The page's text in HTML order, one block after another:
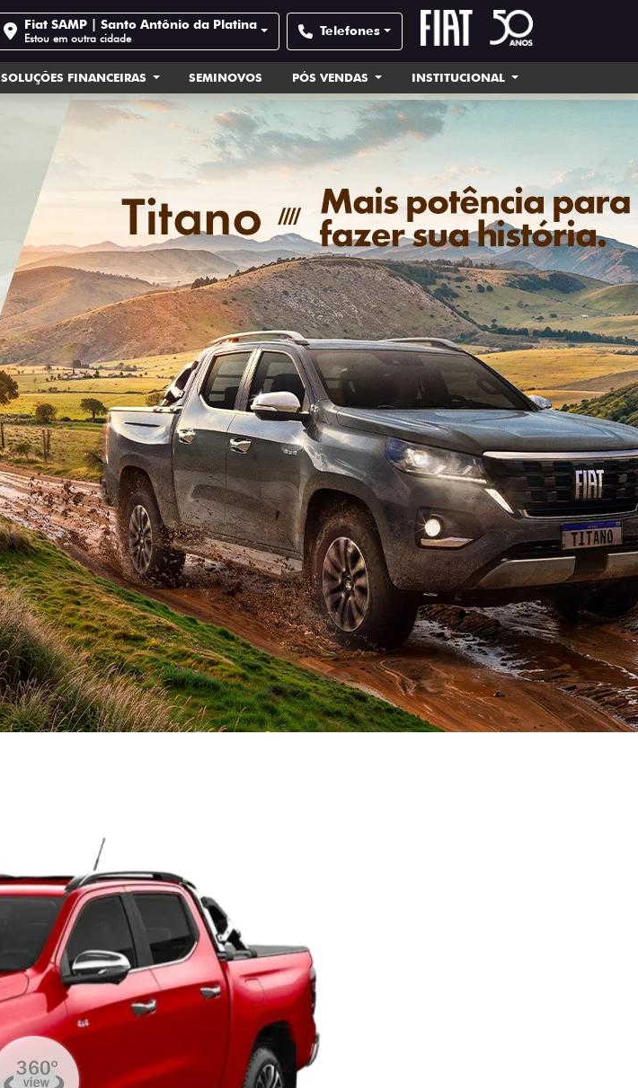
Fiat SAMP | Santo Antônio da Platina
Estou em outra cidade Telefones
SOLUÇÕES FINANCEIRAS SEMINOVOS PÓS VENDAS INSTITUCIONAL